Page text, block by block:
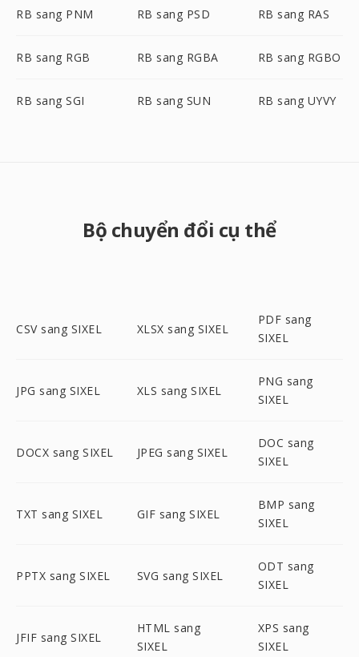
RB sang PNM RB sang PSD RB sang RAS
RB sang RGB RB sang RGBA RB sang RGBO
RB sang SGI RB sang SUN RB sang UYVY
Bộ chuyển đổi cụ thể
CSV sang SIXEL XLSX sang SIXEL
PDF sang
SIXEL
JPG sang SIXEL XLS sang SIXEL
PNG sang
SIXEL
DOCX sang SIXEL JPEG sang SIXEL
DOC sang
SIXEL
TXT sang SIXEL GIF sang SIXEL
BMP sang
SIXEL
PPTX sang SIXEL SVG sang SIXEL
ODT sang
SIXEL
JFIF sang SIXEL
HTML sang
SIXEL
XPS sang
SIXEL